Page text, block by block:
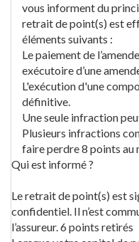
vous informent du
retrait de point(s) est
éléments suivants :
Le paiement de
exécutoire d’une
L'exécution d'une
définitive.
Une seule infraction
Plusieurs infractions
faire perdre 8 points au
Qui est informé ?
Le retrait de point(s) est
confidentiel. Il n’est
l’assureur. 6 points retirés